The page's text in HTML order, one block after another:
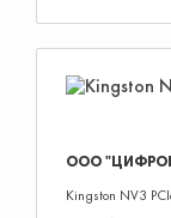
ООО
Kingston NV3